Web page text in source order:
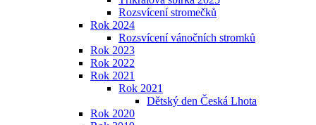
Rozsvícení stromečků
Rok 2024
Rozsvícení vánočních stromků
Rok 2023
Rok 2022
Rok 2021
Rok 2021
Dětský den Česká Lhota
Rok 2020